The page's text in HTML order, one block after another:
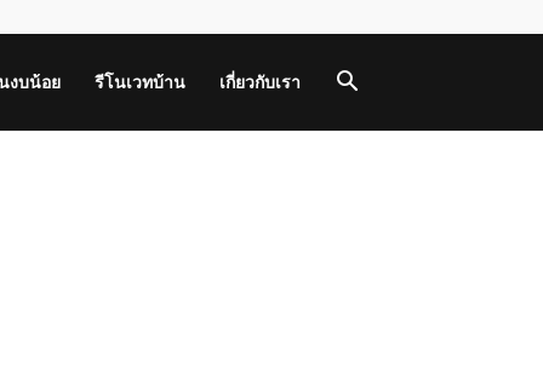
งบน้อย รีโนเวทบ้าน เกี่ยวกับเรา